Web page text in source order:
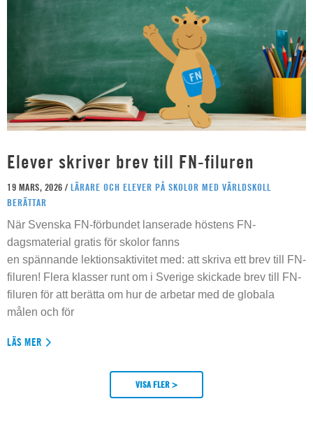
Elever skriver brev till FN-filuren
19 MARS, 2026 / LÄRARE OCH ELEVER PÅ SKOLOR MED VÄRLDSKOLL
BERÄTTAR
När Svenska FN-förbundet lanserade höstens FN-
dagsmaterial gratis för skolor fanns
en spännande lektionsaktivitet med: att skriva ett brev till FN-
filuren! Flera klasser runt om i Sverige skickade brev till FN-
filuren för att berätta om hur de arbetar med de globala
målen och för
LÄS MER
VISA FLER >